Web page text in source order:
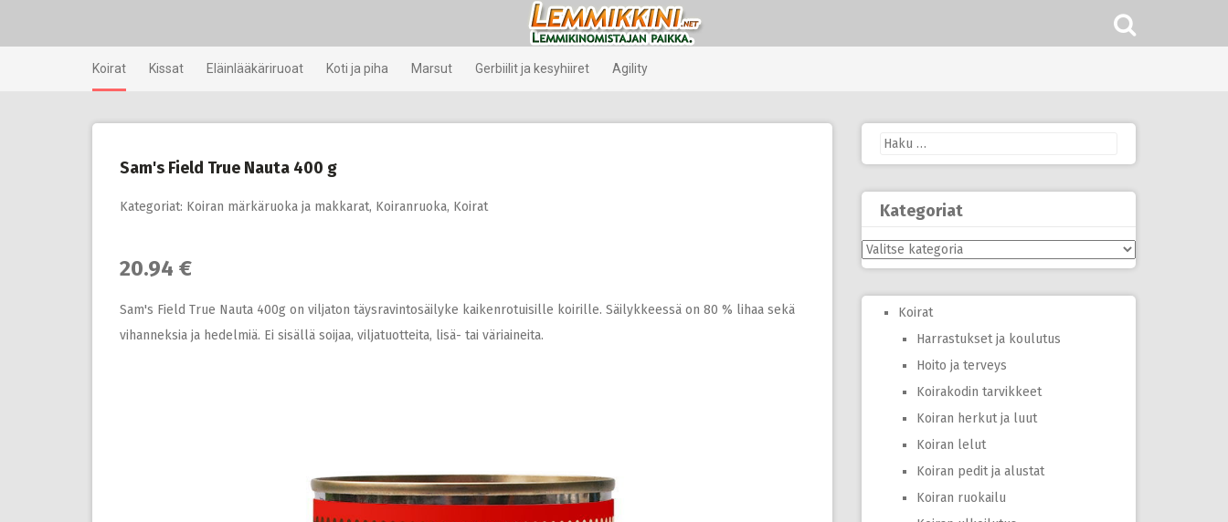
Koirat Kissat Eläinlääkäriruoat Koti ja piha Marsut Gerbiilit ja kesyhiiret Agility
Sam's Field True Nauta 400 g
Kategoriat: Koiran märkäruoka ja makkarat, Koiranruoka, Koirat
20.94 €
Sam's Field True Nauta 400g on viljaton täysravintosäilyke kaikenrotuisille koirille. Säilykkeessä on 80 % lihaa sekä
vihanneksia ja hedelmiä. Ei sisällä soijaa, viljatuotteita, lisä- tai väriaineita.
Haku:
Kategoriat
Kategoriat
Koirat
Harrastukset ja koulutus
Hoito ja terveys
Koirakodin tarvikkeet
Koiran herkut ja luut
Koiran lelut
Koiran pedit ja alustat
Koiran ruokailu